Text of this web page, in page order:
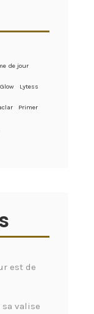
de jour
Lytess
Primer
est de
valise